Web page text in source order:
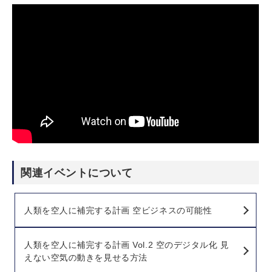
関連イベントについて
人類を空人に補完する計画 空ビジネスの可能性
人類を空人に補完する計画 Vol.2 空のデジタル化 見
えない空気の動きを見せる方法